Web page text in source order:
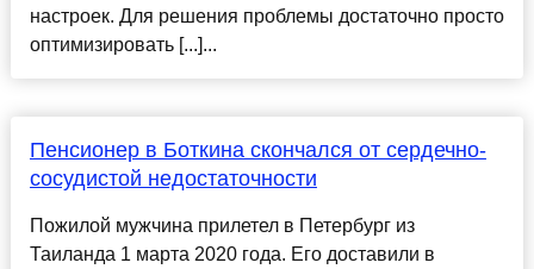
настроек. Для решения проблемы достаточно просто
оптимизировать [...]...
Пенсионер в Боткина скончался от сердечно-
сосудистой недостаточности
Пожилой мужчина прилетел в Петербург из
Таиланда 1 марта 2020 года. Его доставили в